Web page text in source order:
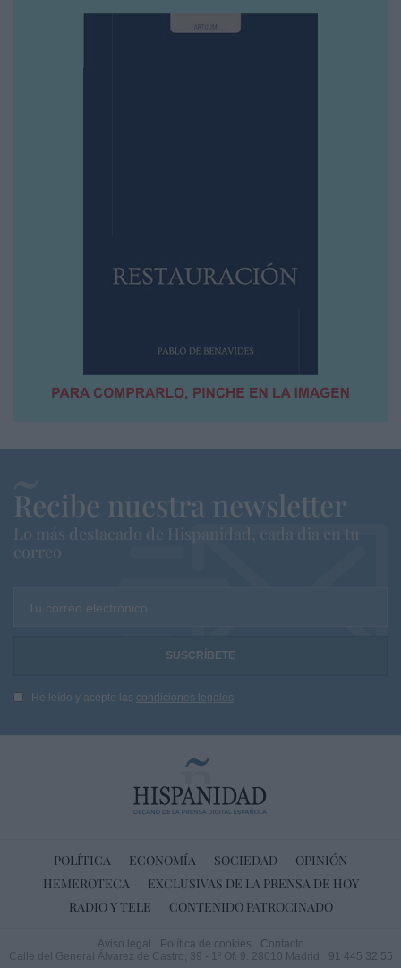
Recibe nuestra newsletter
Lo más destacado de Hispanidad, cada dia en tu
correo
Tu correo electrónico...
He leído y acepto las condiciones legales
POLÍTICA ECONOMÍA SOCIEDAD
OPINIÓN
HEMEROTECA
EXCLUSIVAS DE LA PRENSA DE HOY
RADIO Y TELE
CONTENIDO PATROCINADO
Aviso legal Política de cookies
Contacto
Calle del General Álvarez de Castro, 39 - 1º Of. 9. 28010 Madrid
91 445 32 55